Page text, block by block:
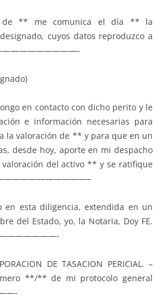
de ** me comunica el día ** la
cuyos datos reproduzco a
en contacto con dicho perito y le
e información necesarias para
la valoración de ** y para que en un
desde hoy, aporte en mi despacho
del activo ** y se ratifique
en esta diligencia, extendida en un
del Estado, yo, la Notaria, Doy FE.
DE TASACION PERICIAL. –
**/** de mi protocolo general